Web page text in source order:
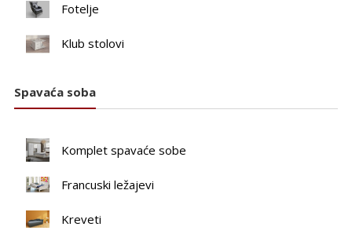
Fotelje
Klub stolovi
Spavaća soba
Komplet spavaće sobe
Francuski ležajevi
Kreveti